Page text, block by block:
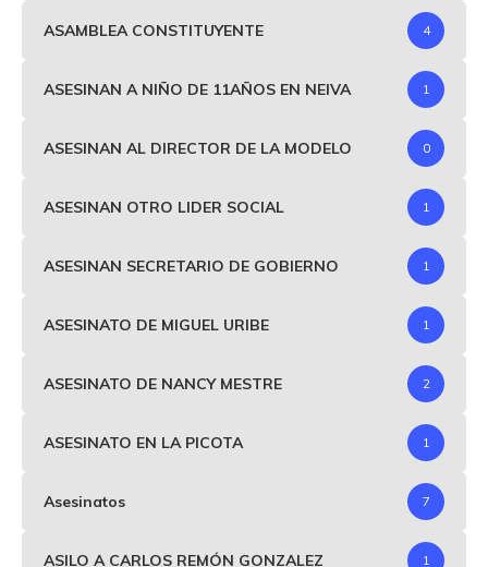
ASAMBLEA CONSTITUYENTE 4
ASESINAN A NIÑO DE 11AÑOS EN NEIVA 1
ASESINAN AL DIRECTOR DE LA MODELO 0
ASESINAN OTRO LIDER SOCIAL 1
ASESINAN SECRETARIO DE GOBIERNO 1
ASESINATO DE MIGUEL URIBE 1
ASESINATO DE NANCY MESTRE 2
ASESINATO EN LA PICOTA 1
Asesinatos 7
ASILO A CARLOS REMÓN GONZALEZ 1